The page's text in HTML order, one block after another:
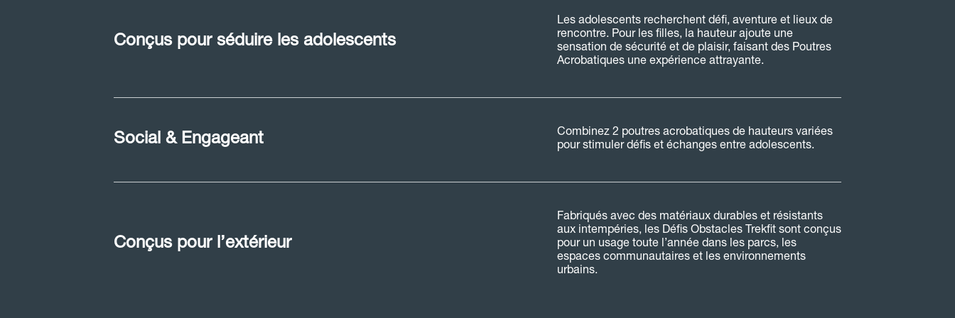
Conçus pour séduire les adolescents
Les adolescents recherchent défi, aventure et lieux de
rencontre. Pour les filles, la hauteur ajoute une
sensation de sécurité et de plaisir, faisant des Poutres
Acrobatiques une expérience attrayante.
Social & Engageant
Combinez 2 poutres acrobatiques de hauteurs variées
pour stimuler défis et échanges entre adolescents.
Conçus pour l’extérieur
Fabriqués avec des matériaux durables et résistants
aux intempéries, les Défis Obstacles Trekfit sont conçus
pour un usage toute l’année dans les parcs, les
espaces communautaires et les environnements
urbains.